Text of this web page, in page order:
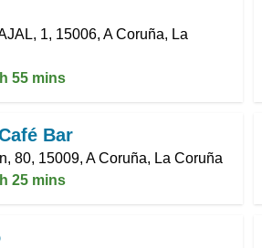
1, 15006, A Coruña, La
55 mins
Bar
80, 15009, A Coruña, La Coruña
25 mins